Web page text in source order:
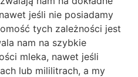
jeśli nie posiadamy
tych zależności jest
nam na szybkie
mleka, nawet jeśli
lub mililitrach, a my